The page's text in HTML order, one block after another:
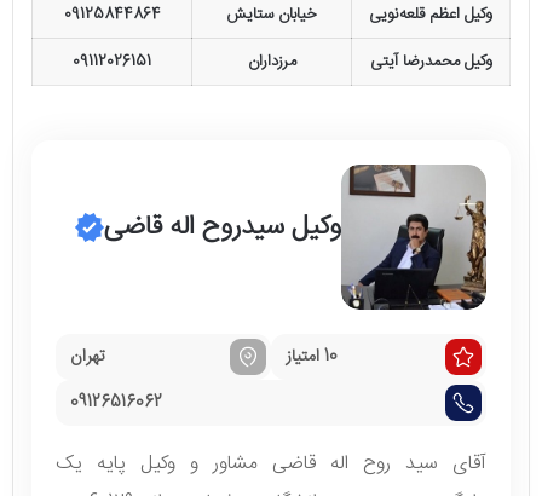
وکیل اعظم قلعه‌نویی
خیابان ستایش
09125844864
وکیل محمدرضا آیتی
مرزداران 09112026151
وکیل سیدروح اله قاضی
10 امتیاز
تهران
09126516062
آقای سید روح اله قاضی مشاور و وکیل پایه یک